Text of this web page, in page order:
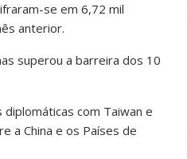
se em 6,72 mil
anterior.
superou a barreira dos 10
com Taiwan e
a China e os Países de